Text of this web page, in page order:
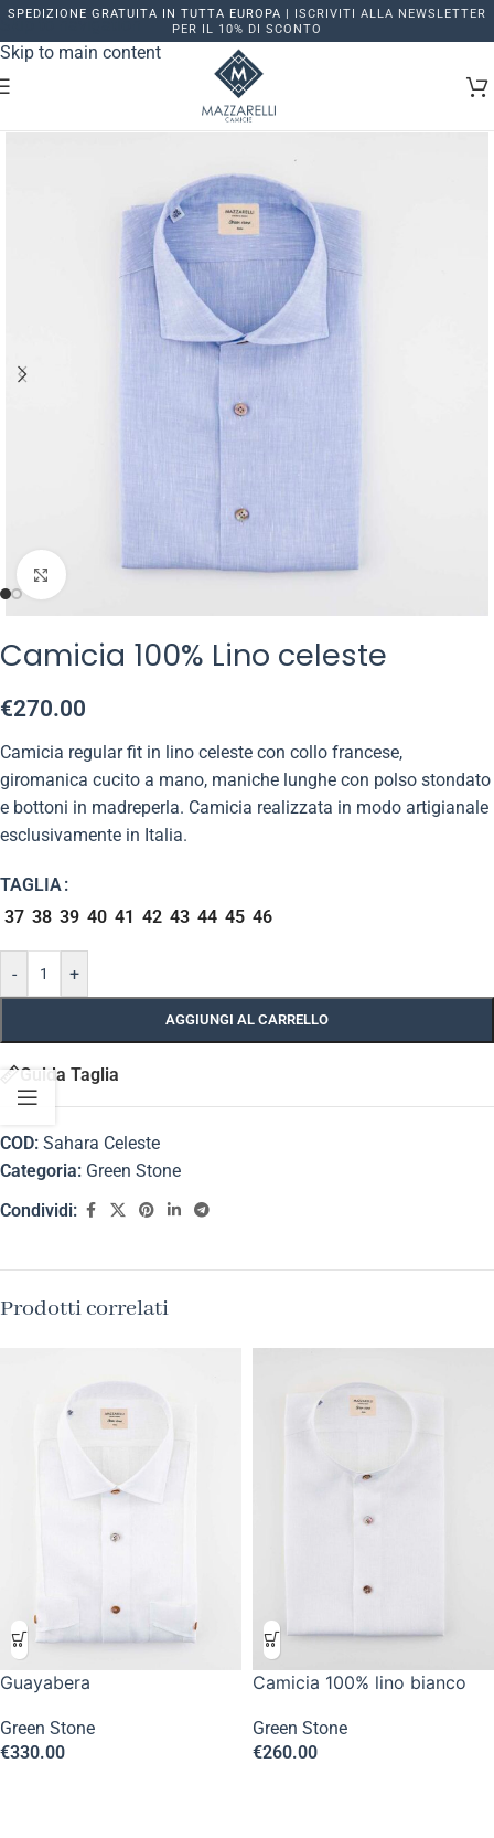
Skip to navigation
Skip to main content
SPEDIZIONE GRATUITA IN TUTTA EUROPA | ISCRIVITI ALLA NEWSLETTER
PER IL 10% DI SCONTO
Click to enlarge
Camicia 100% Lino celeste
€270.00
Camicia regular fit in lino celeste con collo francese,
giromanica cucito a mano, maniche lunghe con polso stondato
e bottoni in madreperla. Camicia realizzata in modo artigianale
esclusivamente in Italia.
TAGLIA
37 38 39 40 41 42 43 44 45 46
- +
AGGIUNGI AL CARRELLO
Guida Taglia
COD: Sahara Celeste
Categoria: Green Stone
Condividi:
Prodotti correlati
Guayabera
Green Stone
€330.00
Camicia 100% lino bianco
Green Stone
€260.00